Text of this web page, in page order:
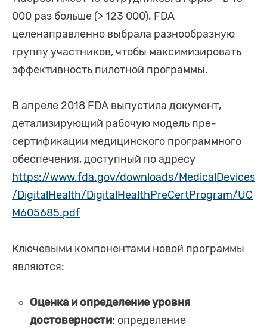
000 раз больше (> 123 000). FDA
целенаправленно выбрала разнообразную
группу участников, чтобы максимизировать
эффективность пилотной программы.
В апреле 2018 FDA выпустила документ,
детализирующий рабочую модель пре-
сертификации медицинского программного
обеспечения, доступный по адресу
https://www.fda.gov/downloads/MedicalDevices
/DigitalHealth/DigitalHealthPreCertProgram/UC
M605685.pdf
Ключевыми компонентами новой программы
являются:
Оценка и определение уровня
достоверности: определение